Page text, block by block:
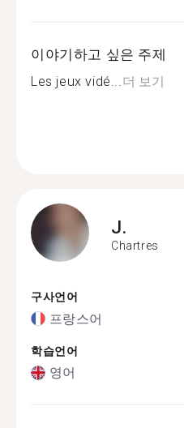
이야기하고 싶은 주제
Les jeux vidé...더 보기
J.
Chartres
구사언어
프랑스어
학습언어
영어